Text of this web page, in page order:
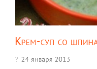
Крем-суп со
24 января 2013